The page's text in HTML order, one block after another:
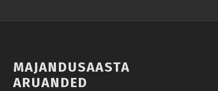
MAJANDUSAASTA
ARUANDED